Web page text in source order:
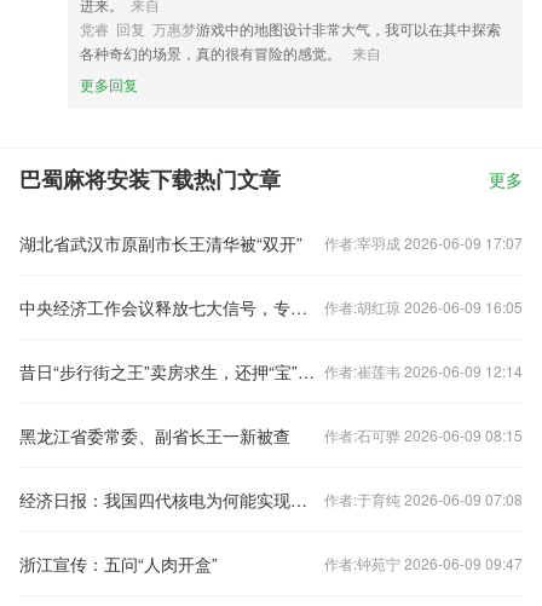
进来。
来自
党睿 回复 万惠梦游戏中的地图设计非常大气，我可以在其中探索
各种奇幻的场景，真的很有冒险的感觉。
来自
更多回复
巴蜀麻将安装下载热门文章 更多
湖北省武汉市原副市长王清华被“双开” 作者:宰羽成 2026-06-09 17:07
中央经济工作会议释放七大信号，专家火线解读 作者:胡红琼 2026-06-09 16:05
昔日“步行街之王”卖房求生，还押“宝”千元羽绒服 作者:崔莲韦 2026-06-09 12:14
黑龙江省委常委、副省长王一新被查 作者:石可骅 2026-06-09 08:15
经济日报：我国四代核电为何能实现领跑 作者:于育纯 2026-06-09 07:08
浙江宣传：五问“人肉开盒” 作者:钟苑宁 2026-06-09 09:47